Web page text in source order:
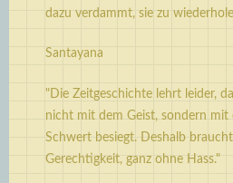
dazu verdammt, sie zu
Santayana
"Die Zeitgeschichte lehrt leider,
nicht mit dem Geist, sondern mit
Schwert besiegt. Deshalb
Gerechtigkeit, ganz ohne Hass."